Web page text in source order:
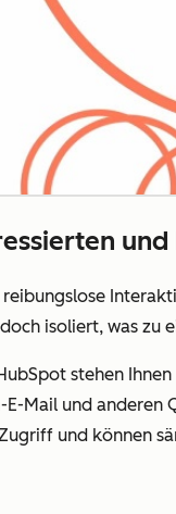
isoliert, was
stehen
E-Mail und
und können